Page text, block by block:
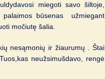
miegoti savo šiltoje,
palaimos būsenas užmiegant
močiutę šalia.
nesąmonių ir žiaurumų . Štai
neužsimušdavo, rengė